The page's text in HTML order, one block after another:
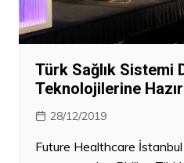
Türk Sağlık Sistemi
Teknolojilerine Hazır
28/12/2019
Future Healthcare İstanbul